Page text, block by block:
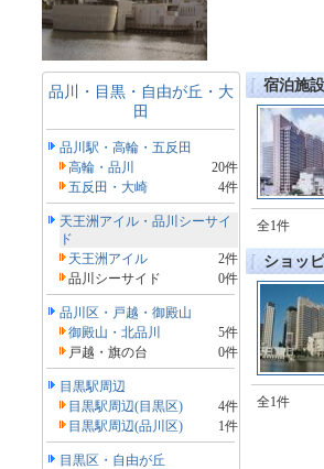
品川・目黒・自由が丘・大
田
品川駅・高輪・五反田
高輪・品川
20件
五反田・大崎
4件
天王洲アイル・品川シーサイ
ド
天王洲アイル
2件
品川シーサイド
0件
品川区・戸越・御殿山
御殿山・北品川
5件
戸越・旗の台
0件
目黒駅周辺
目黒駅周辺(目黒区)
4件
目黒駅周辺(品川区)
1件
目黒区・自由が丘
宿泊施設
全1件
ショッ
全1件